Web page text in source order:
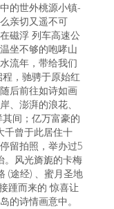
的世外桃源小镇-
亲切又遥不可
磁浮 列车高速公
坐不够的咆哮山
流年，带给我们
，驰骋于原始红
后前往如诗如画
、澎湃的浪花、
间；亿万富豪的
千曾于此居住十
留拍照，举办过5
。风光旖旎的卡梅
(途经) 、蜜月圣地
踵而来的 惊喜让
的诗情画意中。